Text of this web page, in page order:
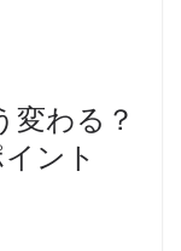
変わる？
ント